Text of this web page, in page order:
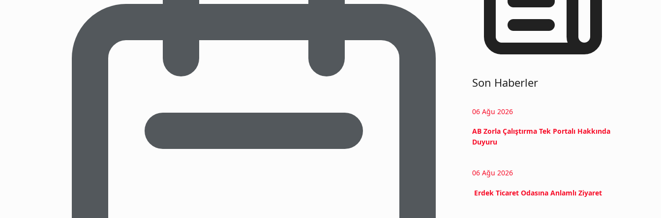
Son Haberler
06 Ağu 2026
AB Zorla Çalıştırma Tek Portalı Hakkında
Duyuru
06 Ağu 2026
Erdek Ticaret Odasına Anlamlı Ziyaret